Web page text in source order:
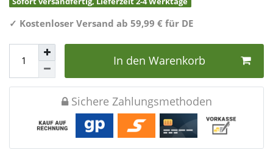
✓ Kostenloser Versand ab 59,99 € für DE
In den Warenkorb
Sichere Zahlungsmethoden